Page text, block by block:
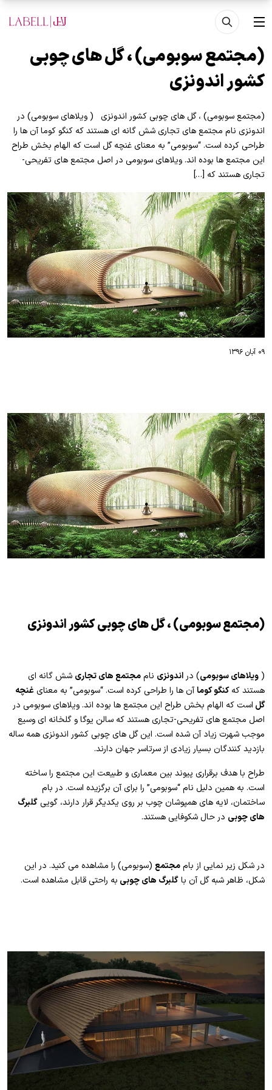
رفتن به محتوای اصلی
منو
(مجتمع سوبومی) ، گل های چوبی
کشور اندونزی
(مجتمع سوبومی) ، گل های چوبی کشور اندونزی ( ویلاهای سوبومی) در
اندونزی نام مجتمع های تجاری شش گانه ای هستند که کنگو کوما آن ها را
طراحی کرده است. “سوبومی” به معنای غنچه گل است که الهام بخش طراح
این مجتمع ها بوده اند. ویلاهای سوبومی در اصل مجتمع های تفریحی-
تجاری هستند که […]
۰۹ آبان ۱۳۹۶
(مجتمع سوبومی) ، گل های چوبی کشور اندونزی
( ویلاهای سوبومی) در اندونزی ناممجتمع های تجاری شش گانه ای
هستند کهکنگو کوماآن ها را طراحی کرده است. “سوبومی” به معنای غنچه
گل است که الهام بخش طراح این مجتمع ها بوده اند. ویلاهای سوبومی در
اصل مجتمع های تفریحی-تجاری هستند که سالن یوگا و گلخانه ای وسیع
موجب شهرت زیاد آن شده است. این گل های چوبی کشور اندونزی همه ساله
بازدید کنندگان بسیار زیادی از سرتاسر جهان دارند.
طراح با هدف برقراری پیوند بین معماری و طبیعت این مجتمع را ساخته
است. به همین دلیل نام “سوبومی” را برای آن برگزیده است. در بام
ساختمان، لایه های همپوشان چوب بر روی یکدیگر قرار دارند، گویی گلبرگ
های چوبی در حال شکوفایی هستند.
در شکل زیر نمایی از باممجتمع (سوبومی) را مشاهده می کنید. در این
شکل، ظاهر شبه گل آن باگلبرگ های چوبی به راحتی قابل مشاهده است.